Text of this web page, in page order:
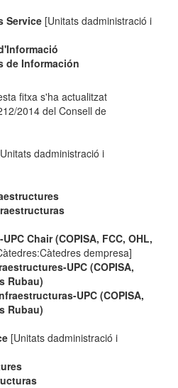
Service [Unitats dadministració i
de Información
fitxa s'ha actualitzat
2014 del Consell de
dadministració i
Chair (COPISA, FCC, OHL,
dempresa]
UPC (COPISA,
Rubau)
UPC (COPISA,
Rubau)
[Unitats dadministració i